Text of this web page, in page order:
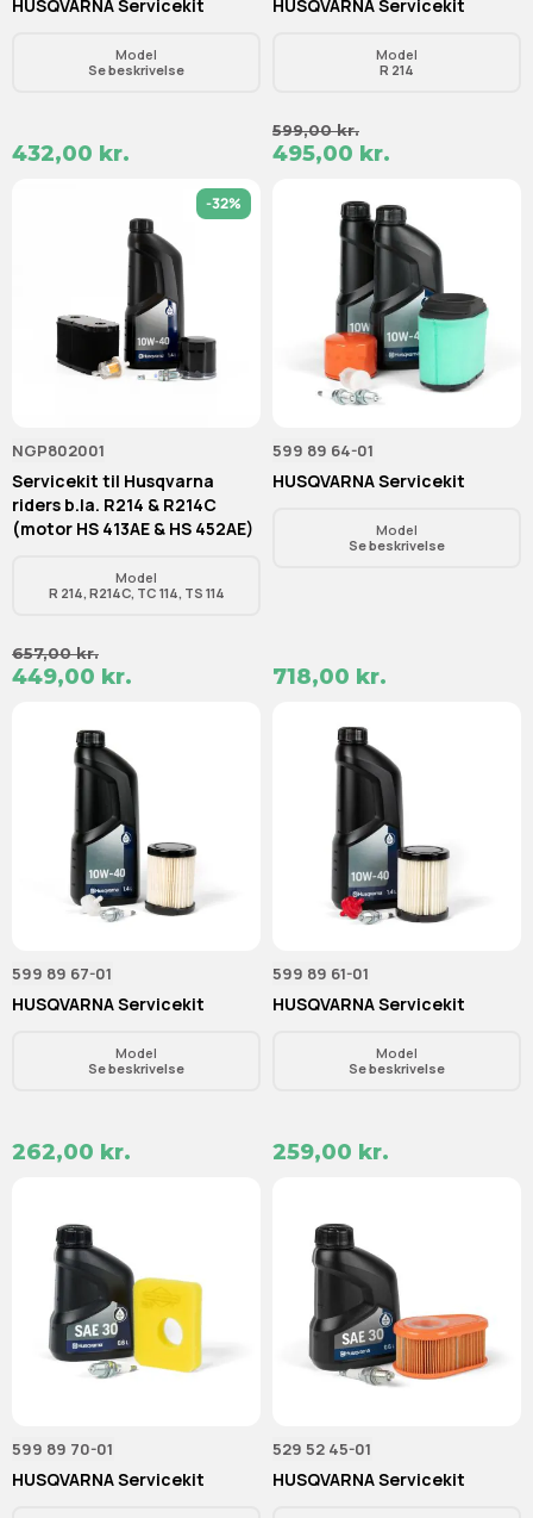
HUSQVARNA Servicekit
Model
Se beskrivelse
432,00 kr.
HUSQVARNA Servicekit
Model
R 214
599,00 kr.
495,00 kr.
-32%
NGP802001
Servicekit til Husqvarna
riders b.la. R214 & R214C
(motor HS 413AE & HS 452AE)
Model
R 214, R214C, TC 114, TS 114
657,00 kr.
449,00 kr.
599 89 64-01
HUSQVARNA Servicekit
Model
Se beskrivelse
718,00 kr.
599 89 67-01
HUSQVARNA Servicekit
Model
Se beskrivelse
262,00 kr.
599 89 61-01
HUSQVARNA Servicekit
Model
Se beskrivelse
259,00 kr.
599 89 70-01
HUSQVARNA Servicekit
529 52 45-01
HUSQVARNA Servicekit